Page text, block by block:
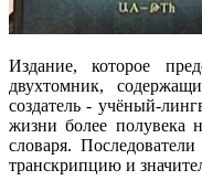
Издание, которое
двухтомник,
создатель - учёный-
жизни более полувека
словаря.
транскрипцию и